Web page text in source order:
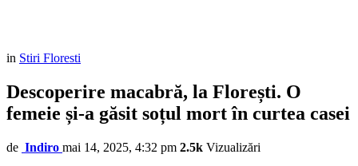
in Stiri Floresti
Descoperire macabră, la Florești. O
femeie și-a găsit soțul mort în curtea casei
de Indiro mai 14, 2025, 4:32 pm 2.5k Vizualizări